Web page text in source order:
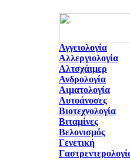
Αγγειολογία
Αλλεργιολογία
Αλτσχάιμερ
Ανδρολογία
Αιματολογία
Αυτοάνοσες
Βιοτεχνολογία
Βιταμίνες
Βελονισμός
Γενετική